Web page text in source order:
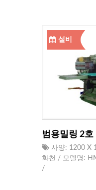
설비
범용밀링 2호
사양: 1200 X
화천 / 모델명:
/